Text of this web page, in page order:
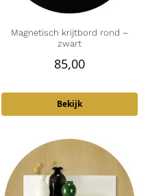
Magnetisch krijtbord rond –
zwart
85,00
Bekijk